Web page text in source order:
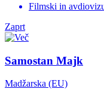
Filmski in
Zaprt
Samostan Majk
Madžarska (EU)